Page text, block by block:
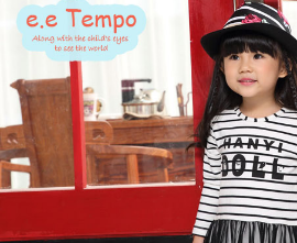
7-11付款取貨
每筆NT$80，滿NT$2,000(含以上)免運費
付款後7-11取貨
每筆NT$80，滿NT$2,000(含以上)免運
宅配
每筆NT$80，滿NT$2,000(含以上)免運